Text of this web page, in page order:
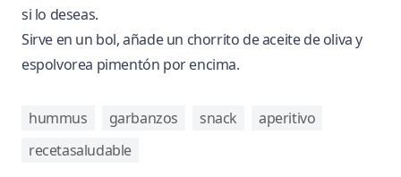
si lo deseas.
Sirve en un bol, añade un chorrito de aceite de oliva y
espolvorea pimentón por encima.
hummus garbanzos snack
aperitivo
recetasaludable